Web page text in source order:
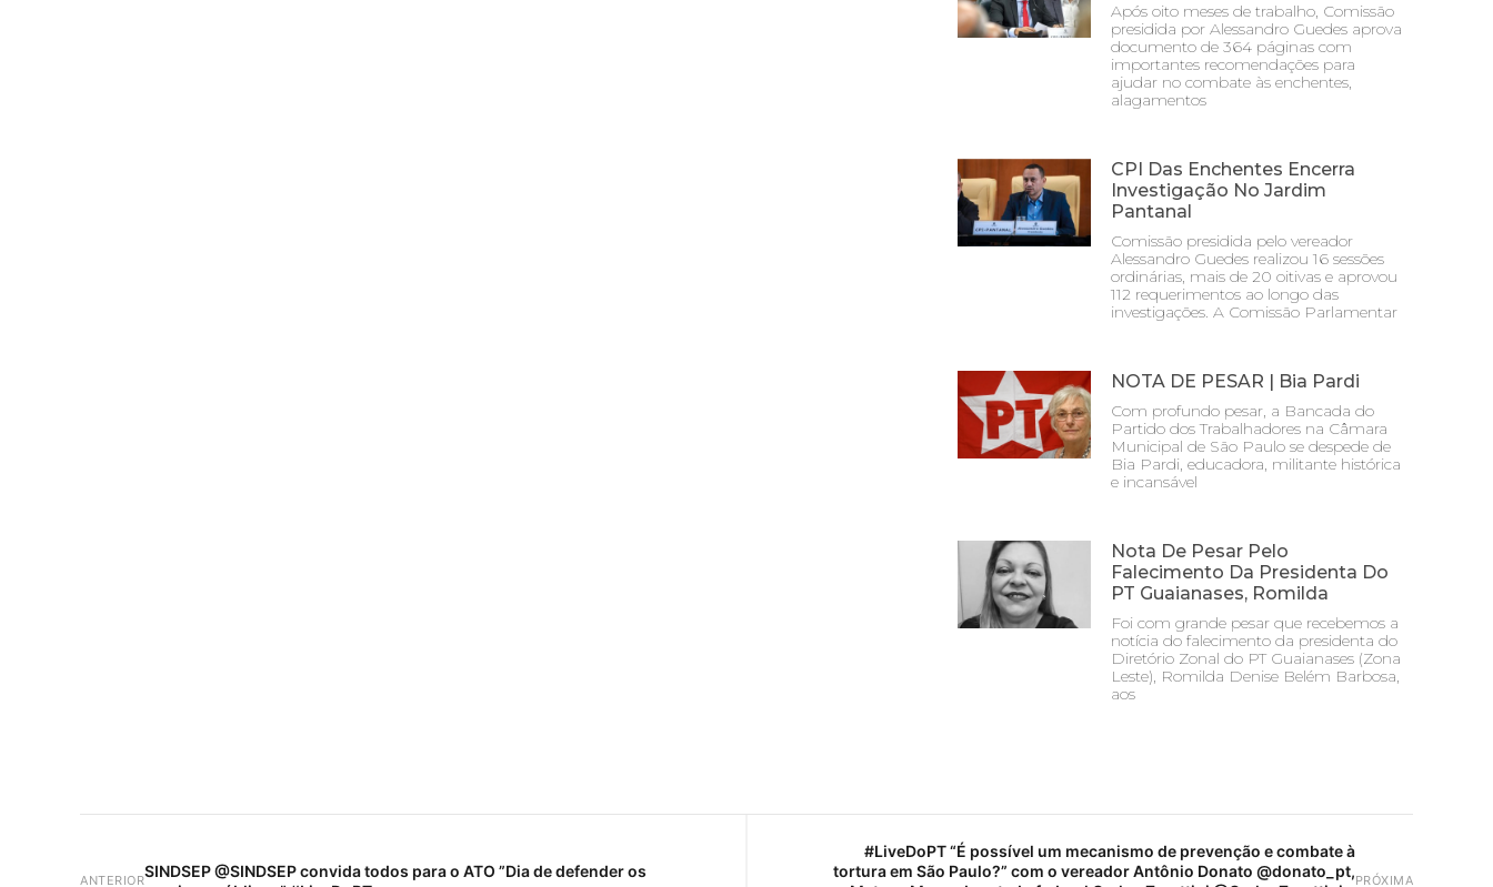
Após oito meses de trabalho, Comissão
presidida por Alessandro Guedes aprova
documento de 364 páginas com
importantes recomendações para
ajudar no combate às enchentes,
alagamentos
CPI Das Enchentes Encerra
Investigação No Jardim
Pantanal
Comissão presidida pelo vereador
Alessandro Guedes realizou 16 sessões
ordinárias, mais de 20 oitivas e aprovou
112 requerimentos ao longo das
investigações. A Comissão Parlamentar
NOTA DE PESAR | Bia Pardi
Com profundo pesar, a Bancada do
Partido dos Trabalhadores na Câmara
Municipal de São Paulo se despede de
Bia Pardi, educadora, militante histórica
e incansável
Nota De Pesar Pelo
Falecimento Da Presidenta Do
PT Guaianases, Romilda
Foi com grande pesar que recebemos a
notícia do falecimento da presidenta do
Diretório Zonal do PT Guaianases (Zona
Leste), Romilda Denise Belém Barbosa,
aos
ANTERIORSINDSEP @SINDSEP convida todos para o ATO ”Dia de defender os
PRÓXIMA
#LiveDoPT “É possível um mecanismo de prevenção e combate à
tortura em São Paulo?” com o vereador Antônio Donato @donato_pt,